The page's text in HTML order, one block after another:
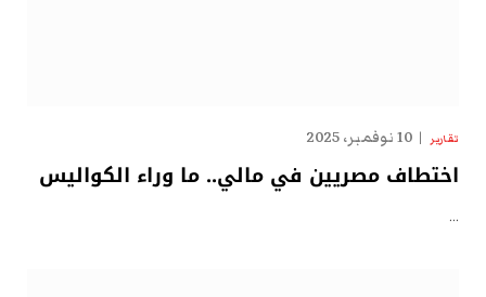
تقارير 10 نوفمبر، 2025
اختطاف مصريين في مالي.. ما وراء الكواليس
…